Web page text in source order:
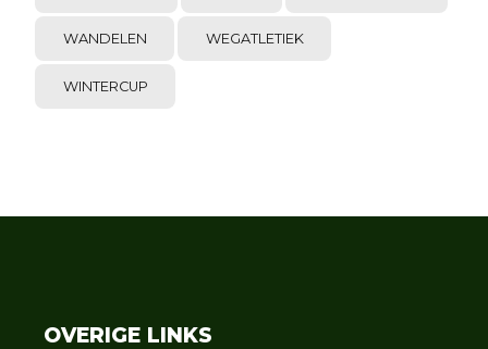
WANDELEN WEGATLETIEK
WINTERCUP
OVERIGE LINKS